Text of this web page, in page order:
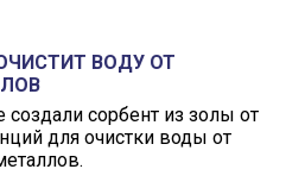
ВОДУ ОТ
создали сорбент из золы от
для очистки воды от